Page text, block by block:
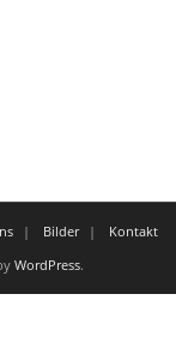
Bilder
Kontakt
WordPress.